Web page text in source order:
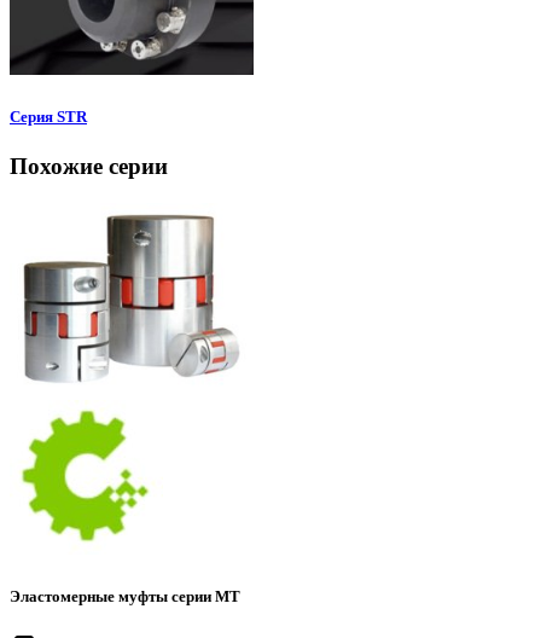
Серия STR
Похожие серии
Эластомерные муфты серии МТ